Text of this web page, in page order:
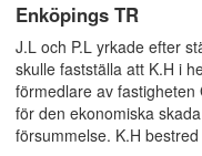
Enköpings TR
J.L och P.L yrkade efter
skulle fastställa att K.H i
förmedlare av
för den ekonomiska
försummelse. K.H